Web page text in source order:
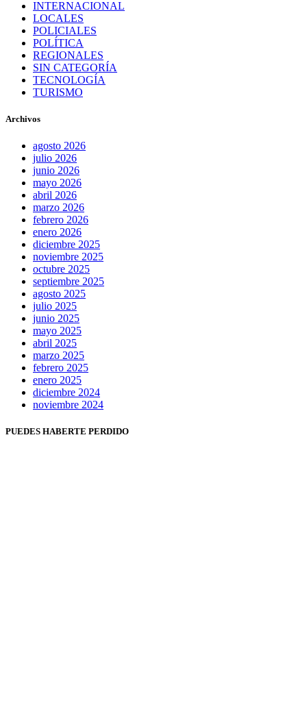
INTERNACIONAL
LOCALES
POLICIALES
POLÍTICA
REGIONALES
SIN CATEGORÍA
TECNOLOGÍA
TURISMO
Archivos
agosto 2026
julio 2026
junio 2026
mayo 2026
abril 2026
marzo 2026
febrero 2026
enero 2026
diciembre 2025
noviembre 2025
octubre 2025
septiembre 2025
agosto 2025
julio 2025
junio 2025
mayo 2025
abril 2025
marzo 2025
febrero 2025
enero 2025
diciembre 2024
noviembre 2024
PUEDES HABERTE PERDIDO